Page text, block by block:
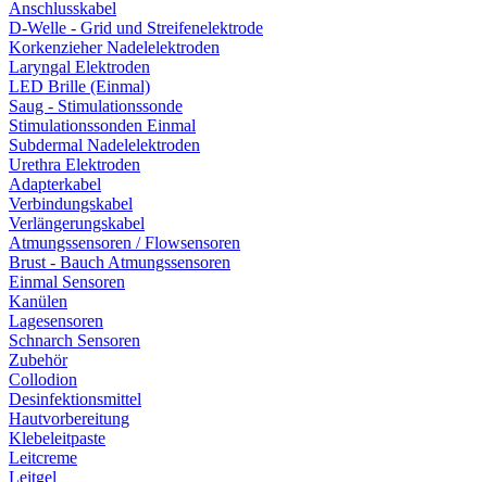
Anschlusskabel
D-Welle - Grid und Streifenelektrode
Korkenzieher Nadelelektroden
Laryngal Elektroden
LED Brille (Einmal)
Saug - Stimulationssonde
Stimulationssonden Einmal
Subdermal Nadelelektroden
Urethra Elektroden
Adapterkabel
Verbindungskabel
Verlängerungskabel
Atmungssensoren / Flowsensoren
Brust - Bauch Atmungssensoren
Einmal Sensoren
Kanülen
Lagesensoren
Schnarch Sensoren
Zubehör
Collodion
Desinfektionsmittel
Hautvorbereitung
Klebeleitpaste
Leitcreme
Leitgel